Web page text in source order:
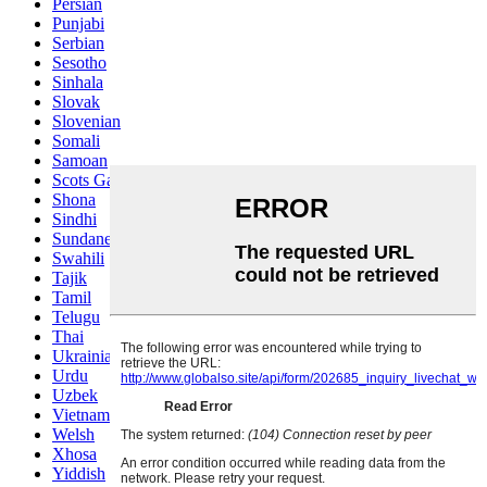
Punjabi
Serbian
Sesotho
Sinhala
Slovak
Slovenian
Somali
Samoan
Scots Gaelic
Shona
Sindhi
Sundanese
Swahili
Tajik
Tamil
Telugu
Thai
Ukrainian
Urdu
Uzbek
Vietnamese
Welsh
Xhosa
Yiddish